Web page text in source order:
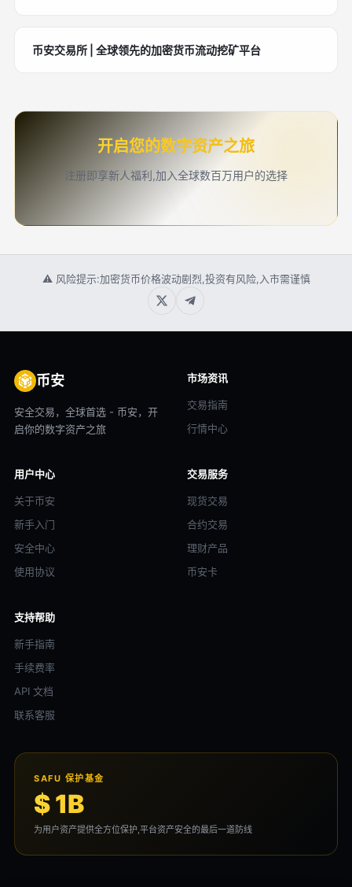
币安交易所 | 全球领先的加密货币流动挖矿平台
开启您的数字资产之旅
注册即享新人福利,加入全球数百万用户的选择
⚠ 风险提示:加密货币价格波动剧烈,投资有风险,入市需谨慎
币安
安全交易，全球首选 - 币安，开
启你的数字资产之旅
市场资讯
交易指南
行情中心
用户中心
关于币安
新手入门
安全中心
使用协议
交易服务
现货交易
合约交易
理财产品
币安卡
支持帮助
新手指南
手续费率
API 文档
联系客服
SAFU 保护基金
$ 1B
为用户资产提供全方位保护,平台资产安全的最后一道防线